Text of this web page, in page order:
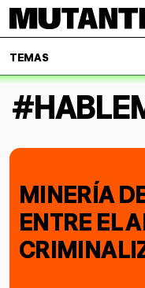
TEMAS
MINERÍA
ENTRE EL